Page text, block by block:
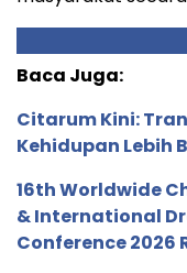
Baca Juga:
Citarum Kini:
Kehidupan Lebih
16th Worldwide
& International
Conference 2026